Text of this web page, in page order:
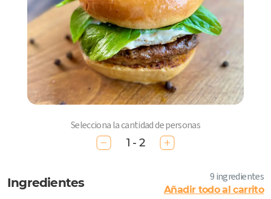
Selecciona la cantidad de personas
1 - 2
Ingredientes 9 ingredientes
Añadir todo al carrito